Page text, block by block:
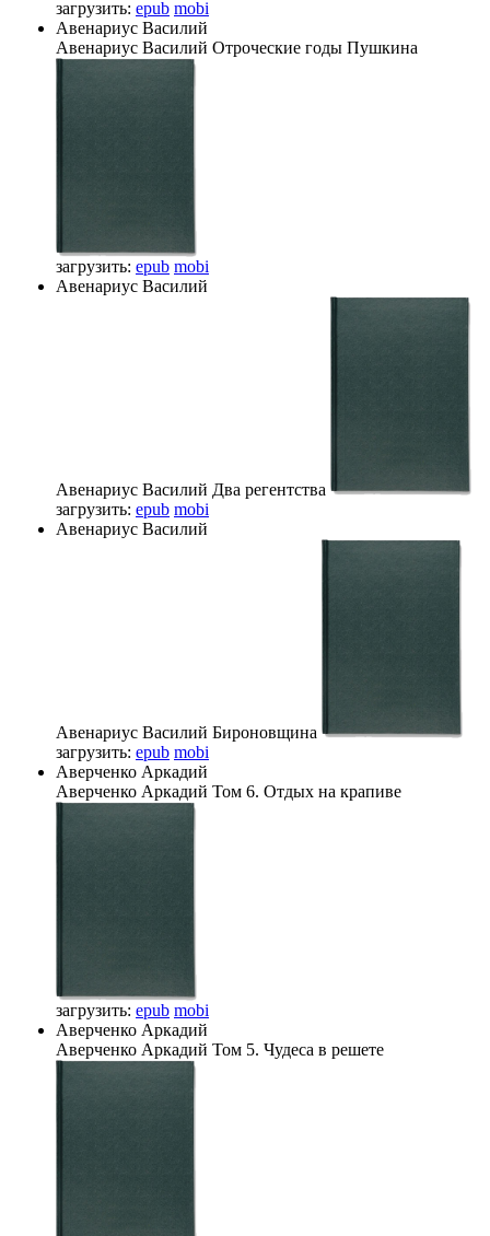
загрузить: epub mobi
Авенариус Василий
Авенариус Василий Отроческие годы Пушкина
загрузить: epub mobi
Авенариус Василий
Авенариус Василий Два регентства
загрузить: epub mobi
Авенариус Василий
Авенариус Василий Бироновщина
загрузить: epub mobi
Аверченко Аркадий
Аверченко Аркадий Том 6. Отдых на крапиве
загрузить: epub mobi
Аверченко Аркадий
Аверченко Аркадий Том 5. Чудеса в решете